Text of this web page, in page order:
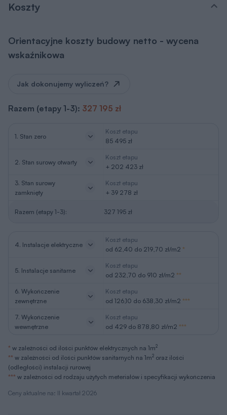
Koszty
Orientacyjne koszty budowy netto - wycena
wskaźnikowa
Ceny aktualne na: II kwartał 2026
Jak dokonujemy wyliczeń?
Razem (etapy 1-3): 327 195 zł
1. Stan zero
Koszt etapu
85 495 zł
2. Stan surowy otwarty
Koszt etapu
+ 202 423 zł
3. Stan surowy
zamknięty
Koszt etapu
+ 39 278 zł
Razem (etapy 1-3): 327 195 zł
4. Instalacje elektryczne
Koszt etapu
od 62,40 do 219,70 zł/m2 *
5. Instalacje sanitarne
Koszt etapu
od 232,70 do 910 zł/m2 **
6. Wykończenie
zewnętrzne
Koszt etapu
od 126,10 do 638,30 zł/m2 ***
7. Wykończenie
wewnętrzne
Koszt etapu
od 429 do 878,80 zł/m2 ***
* w zależności od ilości punktów elektrycznych na 1m2
** w zależności od ilości punktów sanitarnych na 1m2 oraz ilości
(odległości) instalacji rurowej
*** w zależności od rodzaju użytych meteriałów i specyfikacji wykończenia